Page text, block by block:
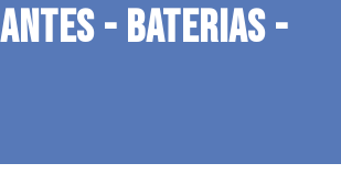
- BATERIAS -